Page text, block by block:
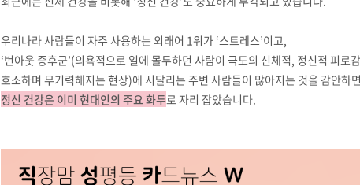
우리나라 사람들이 자주 사용하는 외래어 1위가 ‘스트레스’이고,
‘번아웃 증후군’(의욕적으로 일에 몰두하던 사람이 극도의 신체적, 정신적 피로
호소하며 무기력해지는 현상)에 시달리는 주변 사람들이 많아지는 것을 감안하
정신 건강은 이미 현대인의 주요 화두로 자리 잡았습니다.